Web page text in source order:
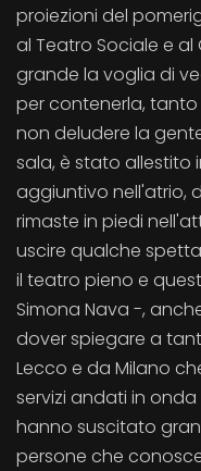
proiezioni del
al Teatro Sociale e al
grande la voglia di
per contenerla,
non deludere la
sala, è stato
aggiuntivo nell'atrio,
rimaste in piedi
uscire qualche
il teatro pieno e
Simona Nava -,
dover spiegare a
Lecco e da Milano
servizi andati in onda
hanno suscitato
persone che